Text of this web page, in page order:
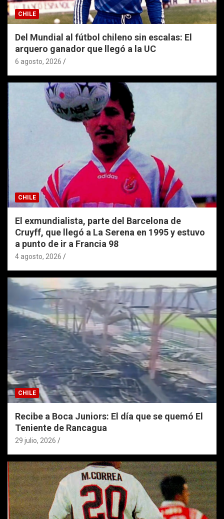
CHILE
Del Mundial al fútbol chileno sin escalas: El
arquero ganador que llegó a la UC
6 agosto, 2026
CHILE
El exmundialista, parte del Barcelona de
Cruyff, que llegó a La Serena en 1995 y estuvo
a punto de ir a Francia 98
4 agosto, 2026
CHILE
Recibe a Boca Juniors: El día que se quemó El
Teniente de Rancagua
29 julio, 2026